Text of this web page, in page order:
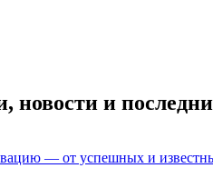
новости и
— от успешных и